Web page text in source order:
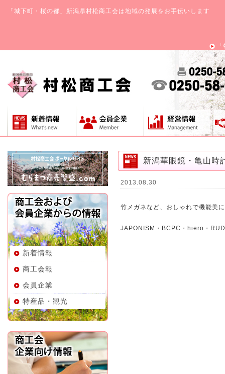
「城下町・桜の都」新潟県村松商工会は地域の発展をお手伝いします
新着情報
商工会報
会員企業
特産品・観光
新潟華眼鏡・亀山時
2013.08.30
竹メガネなど、おしゃれで機能美
JAPONISM・BCPC・hiero・